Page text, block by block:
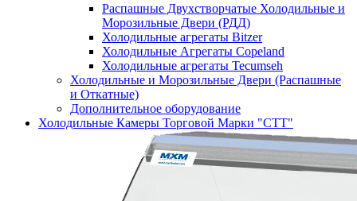
Распашные Двухстворчатые Холодильные и
Морозильные Двери (РДД)
Холодильные агрегаты Bitzer
Холодильные Агрегаты Copeland
Холодильные агрегаты Tecumseh
Холодильные и Морозильные Двери (Распашные
и Откатные)
Дополнительное оборудование
Холодильные Камеры Торговой Марки "СТТ"